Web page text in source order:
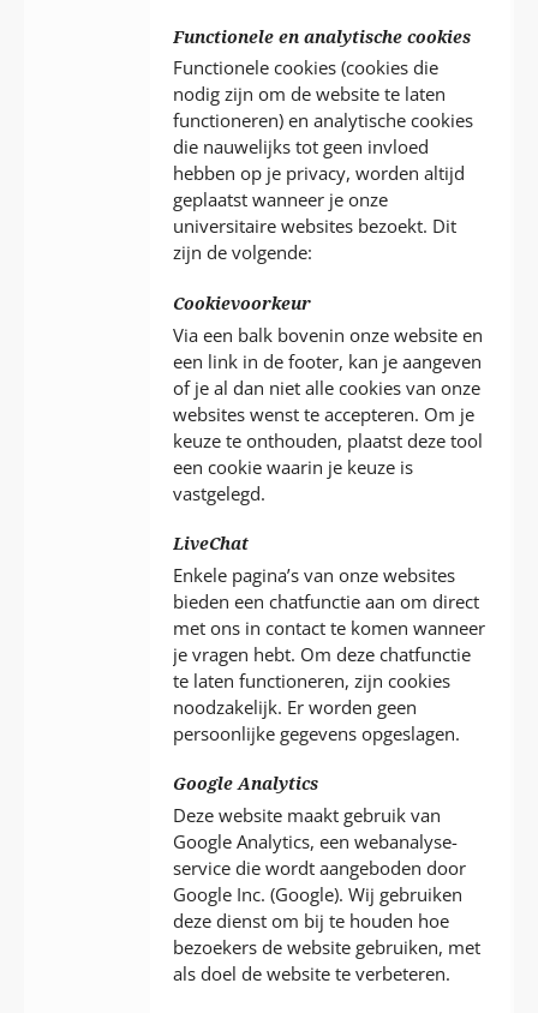
Functionele en analytische cookies
Functionele cookies (cookies die
nodig zijn om de website te laten
functioneren) en analytische cookies
die nauwelijks tot geen invloed
hebben op je privacy, worden altijd
geplaatst wanneer je onze
universitaire websites bezoekt. Dit
zijn de volgende:
Cookievoorkeur
Via een balk bovenin onze website en
een link in de footer, kan je aangeven
of je al dan niet alle cookies van onze
websites wenst te accepteren. Om je
keuze te onthouden, plaatst deze tool
een cookie waarin je keuze is
vastgelegd.
LiveChat
Enkele pagina’s van onze websites
bieden een chatfunctie aan om direct
met ons in contact te komen wanneer
je vragen hebt. Om deze chatfunctie
te laten functioneren, zijn cookies
noodzakelijk. Er worden geen
persoonlijke gegevens opgeslagen.
Google Analytics
Deze website maakt gebruik van
Google Analytics, een webanalyse-
service die wordt aangeboden door
Google Inc. (Google). Wij gebruiken
deze dienst om bij te houden hoe
bezoekers de website gebruiken, met
als doel de website te verbeteren.